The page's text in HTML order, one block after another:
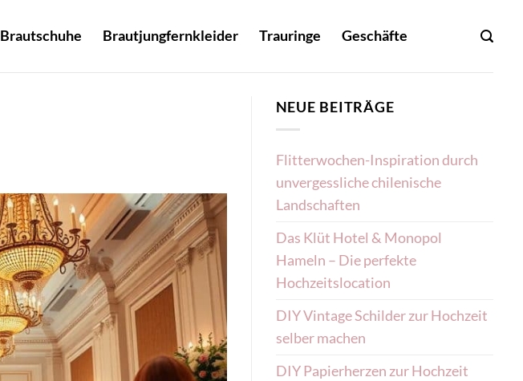
Brautschuhe Brautjungfernkleider Trauringe Geschäfte
NEUE BEITRÄGE
Flitterwochen-Inspiration durch
unvergessliche chilenische
Landschaften
Das Klüt Hotel & Monopol
Hameln – Die perfekte
Hochzeitslocation
DIY Vintage Schilder zur Hochzeit
selber machen
DIY Papierherzen zur Hochzeit